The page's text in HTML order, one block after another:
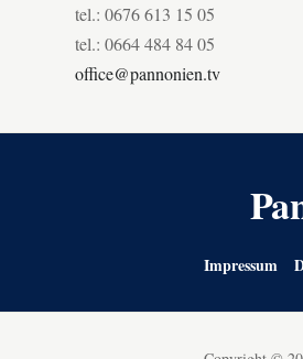
tel.: 0676 613 15 05
tel.: 0664 484 84 05
office@pannonien.tv
Impressum